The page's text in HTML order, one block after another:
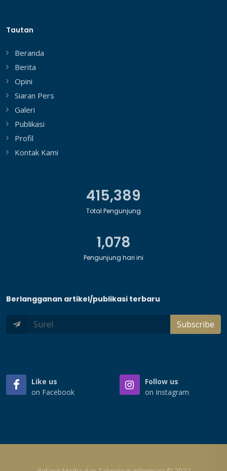
Tautan
Beranda
Berita
Opini
Siaran Pers
Galeri
Publikasi
Profil
Kontak Kami
465,733
Total Pengunjung
1,078
Pengunjung hari ini
Berlangganan artikel/publikasi terbaru
Subscribe
Like us
on Facebook
Follow us
on Instagram